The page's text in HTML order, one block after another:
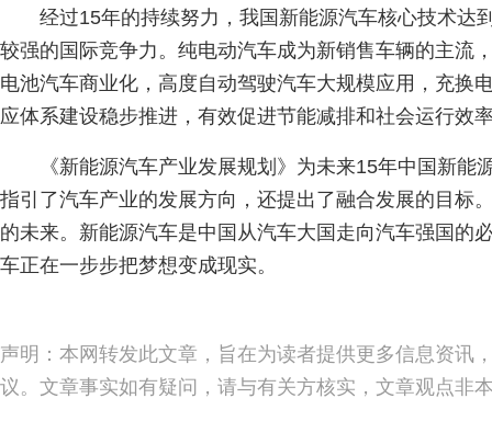
经过15年的持续努力，我国新能源汽车核心技术达
较强的国际竞争力。纯电动汽车成为新销售车辆的主流
电池汽车商业化，高度自动驾驶汽车大规模应用，充换
应体系建设稳步推进，有效促进节能减排和社会运行效
《新能源汽车产业发展规划》为未来15年中国新能
指引了汽车产业的发展方向，还提出了融合发展的目标
的未来。新能源汽车是中国从汽车大国走向汽车强国的
车正在一步步把梦想变成现实。
声明：本网转发此文章，旨在为读者提供更多信息资讯
议。文章事实如有疑问，请与有关方核实，文章观点非